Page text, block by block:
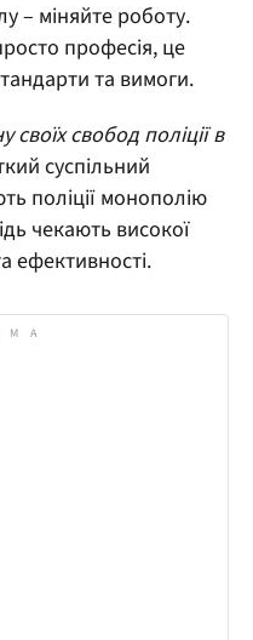
– міняйте роботу.
професія, це
та вимоги.
свобод поліції в
суспільний
поліції монополію
чекають високої
ефективності.